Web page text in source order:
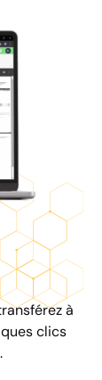
à
clics